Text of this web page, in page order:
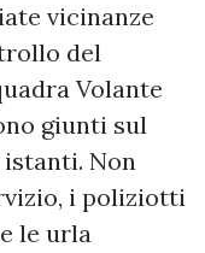
vicinanze
del
Volante
giunti sul
Non
i poliziotti
le urla